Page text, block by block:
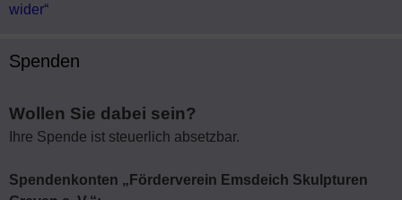
wider“
Spenden
Wollen Sie dabei sein?
Ihre Spende ist steuerlich absetzbar.
Spendenkonten „Förderverein Emsdeich Skulpturen